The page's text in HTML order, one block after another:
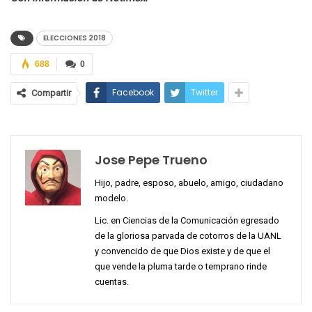
ELECCIONES 2018
0
688
Compartir Facebook Twitter
Jose Pepe Trueno
Hijo, padre, esposo, abuelo, amigo, ciudadano
modelo.
Lic. en Ciencias de la Comunicación egresado
de la gloriosa parvada de cotorros de la UANL
y convencido de que Dios existe y de que el
que vende la pluma tarde o temprano rinde
cuentas.